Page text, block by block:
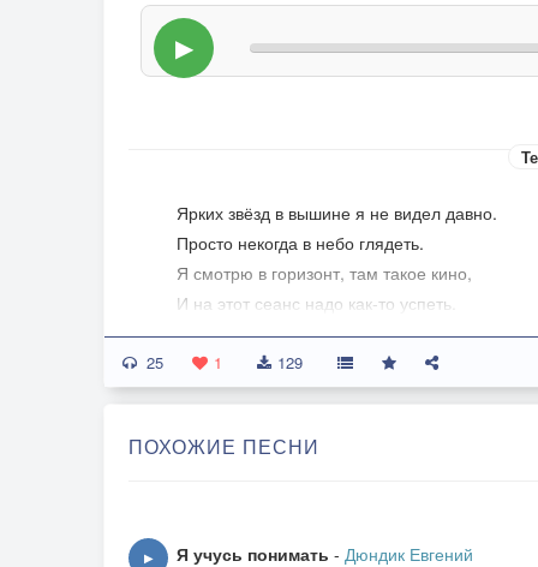
▶
Ярких звёзд в вышине я не видел давно.
Просто некогда в небо глядеть.
Я смотрю в горизонт, там такое кино,
И на этот сеанс надо как-то успеть.
На востоке восход, словно счастья рассвет,
А на западе снова печальный закат.
Ничего на земле необычного нет,
Всё, что лучшее было, поставить на кон
25 1 129
ПОХОЖИЕ ПЕСНИ
▶ Я учусь понимать - Дюндик Евгений